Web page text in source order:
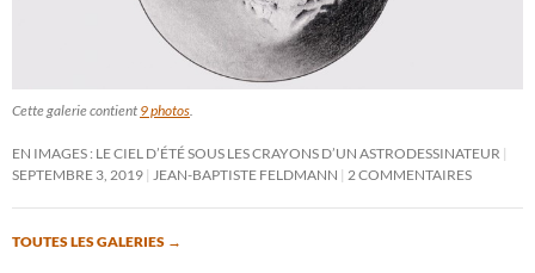
Cette galerie contient 9 photos.
EN IMAGES : LE CIEL D’ÉTÉ SOUS LES CRAYONS D’UN ASTRODESSINATEUR
SEPTEMBRE 3, 2019 JEAN-BAPTISTE FELDMANN 2 COMMENTAIRES
TOUTES LES GALERIES →